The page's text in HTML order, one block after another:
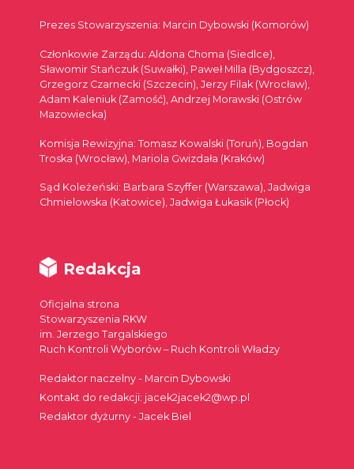
Prezes Stowarzyszenia: Marcin Dybowski (Komorów)
Członkowie Zarządu: Aldona Choma (Siedlce),
Sławomir Stańczuk (Suwałki), Paweł Milla (Bydgoszcz),
Grzegorz Czarnecki (Szczecin), Jerzy Filak (Wrocław),
Adam Kaleniuk (Zamość), Andrzej Morawski (Ostrów
Mazowiecka)
Komisja Rewizyjna: Tomasz Kowalski (Toruń), Bogdan
Troska (Wrocław), Mariola Gwizdała (Kraków)
Sąd Koleżeński: Barbara Szyffer (Warszawa), Jadwiga
Chmielowska (Katowice), Jadwiga Łukasik (Płock)
Redakcja
Oficjalna strona
Stowarzyszenia RKW
im. Jerzego Targalskiego
Ruch Kontroli Wyborów – Ruch Kontroli Władzy
Redaktor naczelny - Marcin Dybowski
Kontakt do redakcji: jacek2jacek2@wp.pl
Redaktor dyżurny - Jacek Biel